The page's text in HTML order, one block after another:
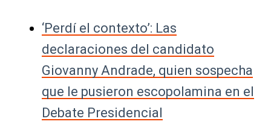
‘Perdí el contexto’: Las
declaraciones del candidato
Giovanny Andrade, quien sospecha
que le pusieron escopolamina en el
Debate Presidencial